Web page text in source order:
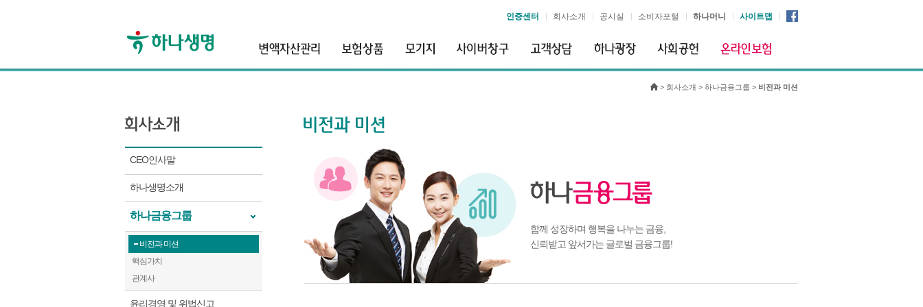
인증센터 회사소개 공시실 소비자포털 하나머니 사이트맵
CEO인사말
하나생명소개
하나금융그룹
비전과 미션
핵심가치
관계사
윤리경영 및 위법신고
> 회사소개 > 하나금융그룹 > 비전과 미션
함께 성장하며 행복을 나누는 금융,
신뢰받고 앞서가는 글로벌 금융그룹!